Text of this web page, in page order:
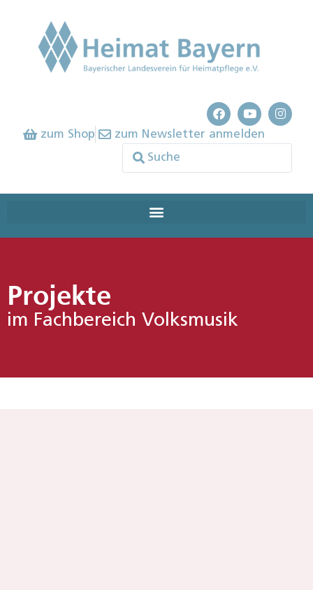
zum Shop zum Newsletter anmelden
Projekte
im Fachbereich Volksmusik